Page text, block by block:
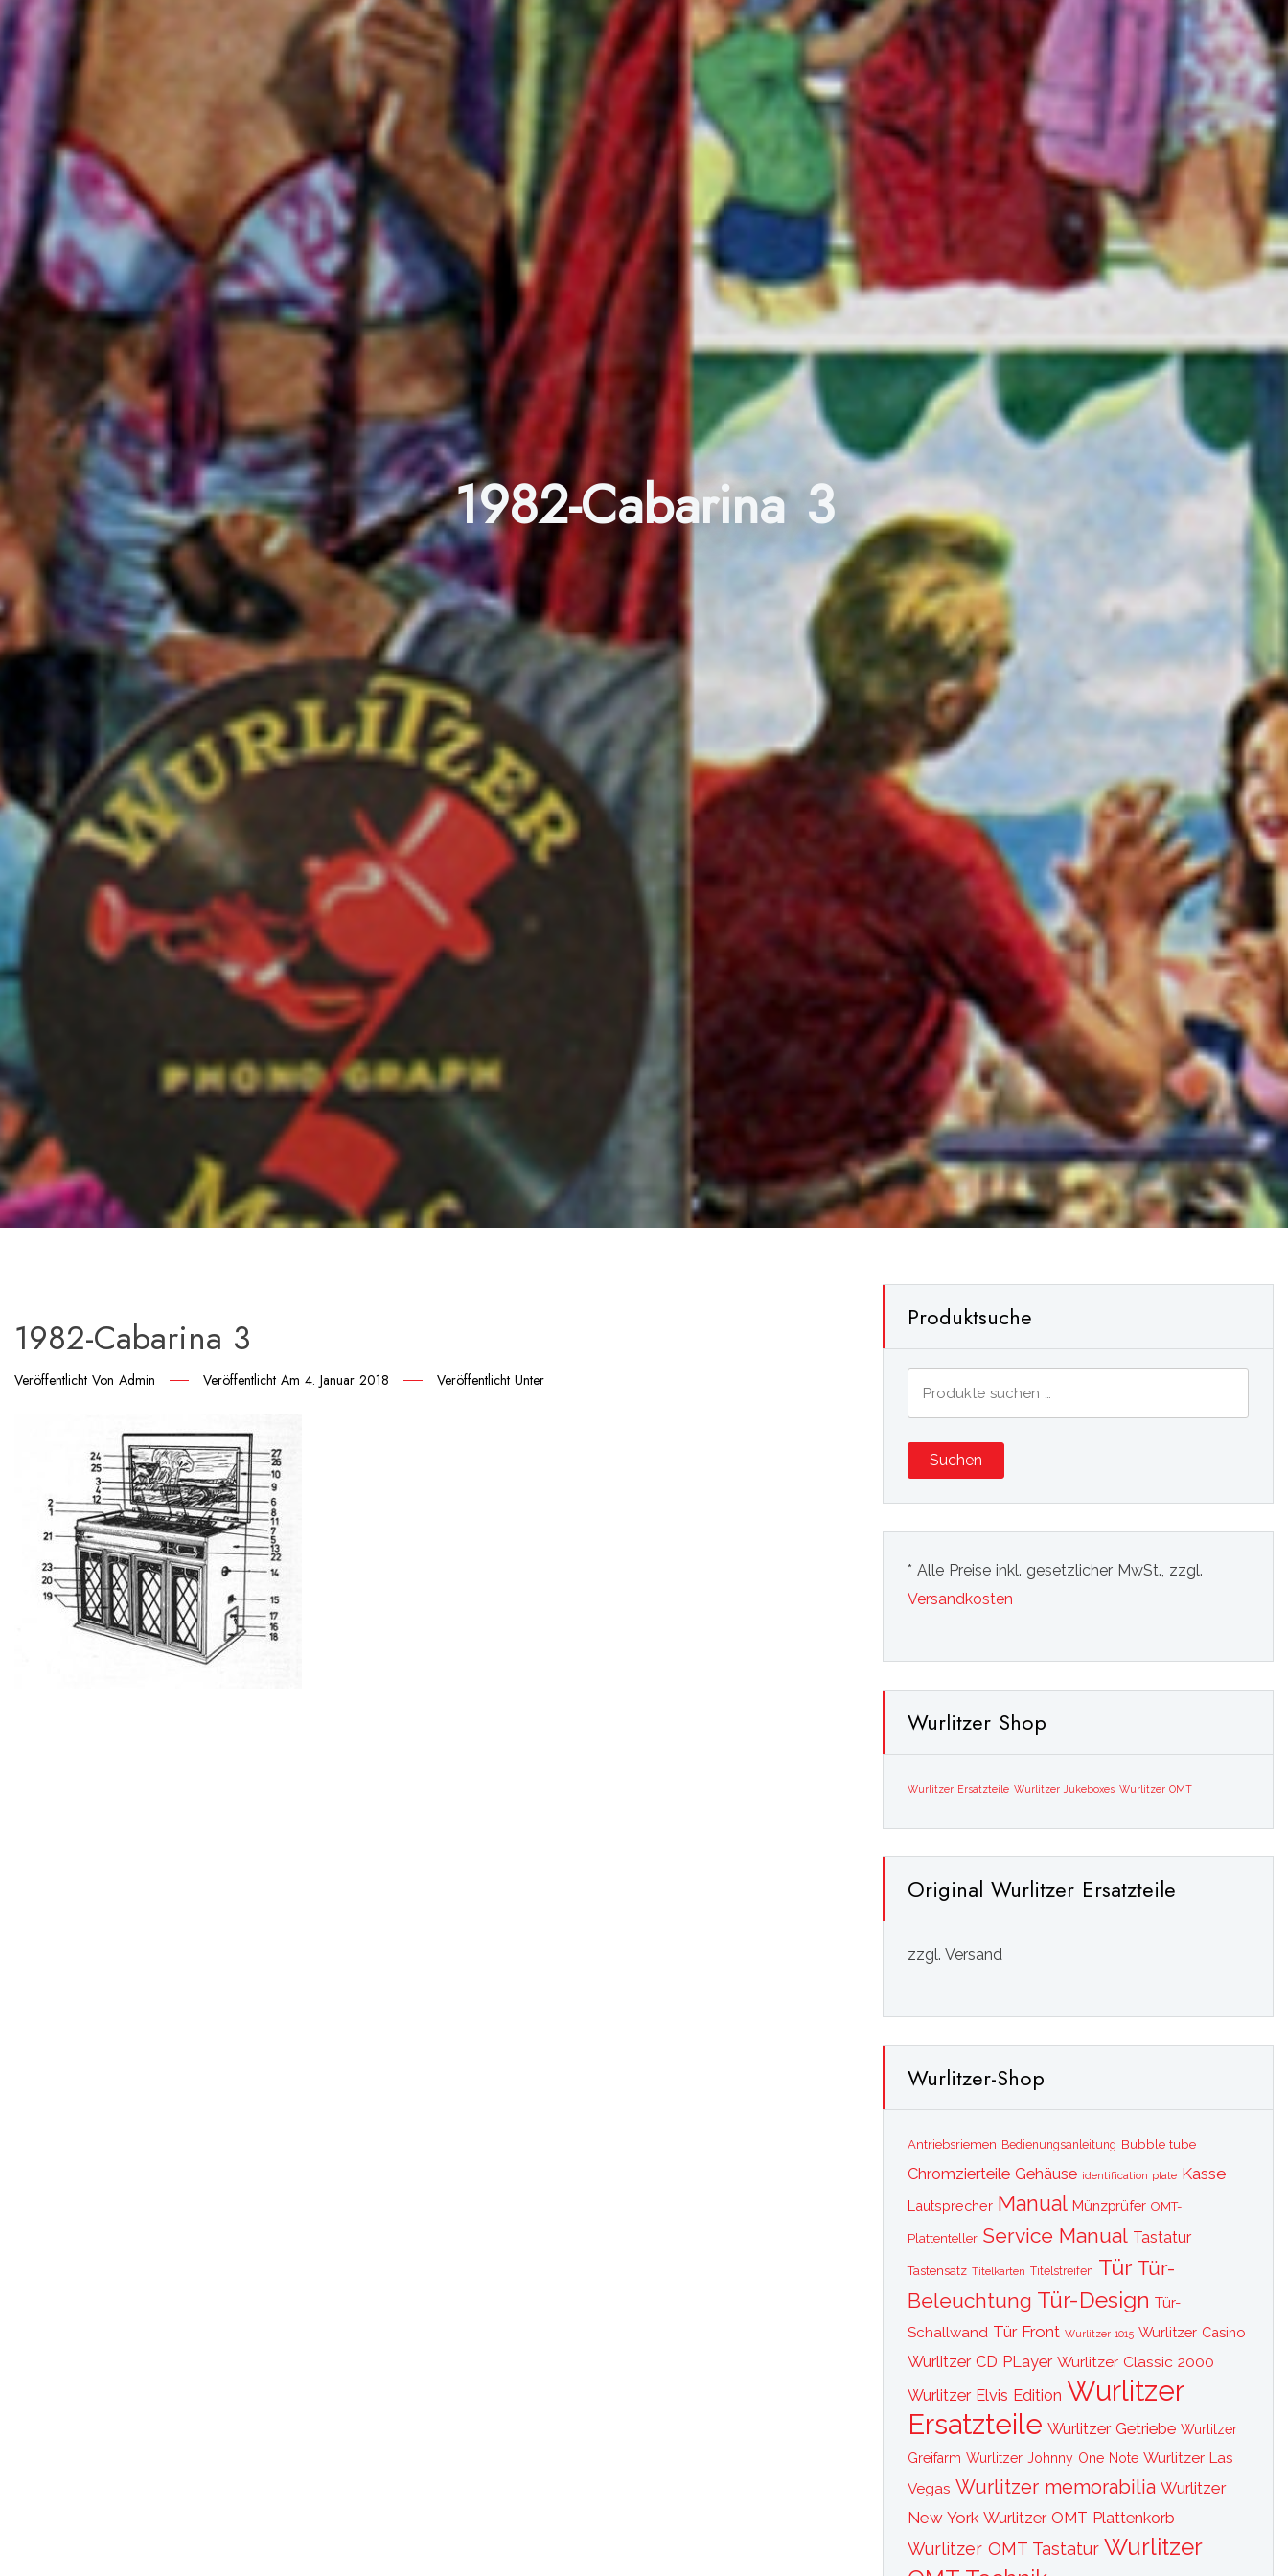
1982-Cabarina 3
1982-Cabarina 3
Veröffentlicht Von Admin Veröffentlicht Am 4. Januar 2018 Veröffentlicht Unter
Produktsuche
Suchen
* Alle Preise inkl. gesetzlicher MwSt., zzgl.
Versandkosten
Wurlitzer Shop
Wurlitzer Ersatzteile Wurlitzer Jukeboxes Wurlitzer OMT
Original Wurlitzer Ersatzteile
zzgl. Versand
Wurlitzer-Shop
Antriebsriemen Bedienungsanleitung Bubble tube
Chromzierteile Gehäuse identification plate Kasse
Lautsprecher Manual Münzprüfer OMT-
Plattenteller Service Manual Tastatur
Tastensatz Titelkarten Titelstreifen Tür Tür-
Beleuchtung Tür-Design Tür-
Schallwand Tür Front Wurlitzer 1015 Wurlitzer Casino
Wurlitzer CD PLayer Wurlitzer Classic 2000
Wurlitzer Elvis Edition Wurlitzer
Ersatzteile Wurlitzer Getriebe Wurlitzer
Greifarm Wurlitzer Johnny One Note Wurlitzer Las
Vegas Wurlitzer memorabilia Wurlitzer
New York Wurlitzer OMT Plattenkorb
Wurlitzer OMT Tastatur Wurlitzer